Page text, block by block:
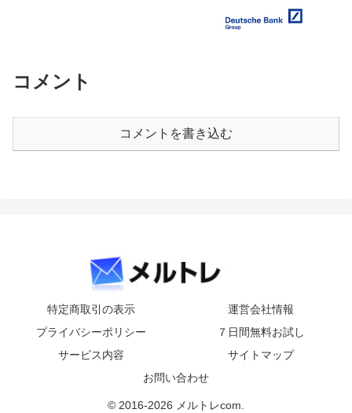
コメント
コメントを書き込む
特定商取引の表示
運営会社情報
プライバシーポリシー
７日間無料お試し
サービス内容
サイトマップ
お問い合わせ
© 2016-2026 メルトレcom.